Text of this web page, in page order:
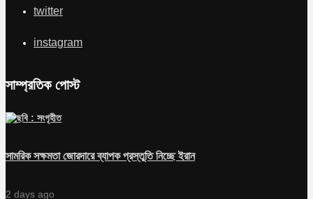
twitter
instagram
সাম্প্রতিক পোস্ট
সামরিক সক্ষমতা জোরদারে ব্যাপক প্রস্তুতি নিচ্ছে ইরান
2 days ago